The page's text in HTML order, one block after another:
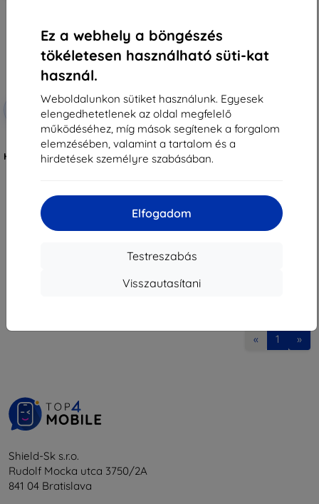
Ez a webhely a böngészés
tökéletesen használható süti-kat
használ.
Weboldalunkon sütiket használunk. Egyesek
elengedhetetlenek az oldal megfelelő
működéséhez, míg mások segítenek a forgalom
elemzésében, valamint a tartalom és a
hirdetések személyre szabásában.
Elfogadom
Testreszabás
Visszautasítani
Kedvezmény
kuponnal
EXTRA10
3MK FlexibleGlass edzett
védőüveg Lenovo Tab M9 11"
Hybrid Glass-hoz (5903108500845)
Raktáron > 5 darab
« 1 »
Shield-Sk s.r.o.
Rudolf Mocka utca 3750/2A
841 04 Bratislava